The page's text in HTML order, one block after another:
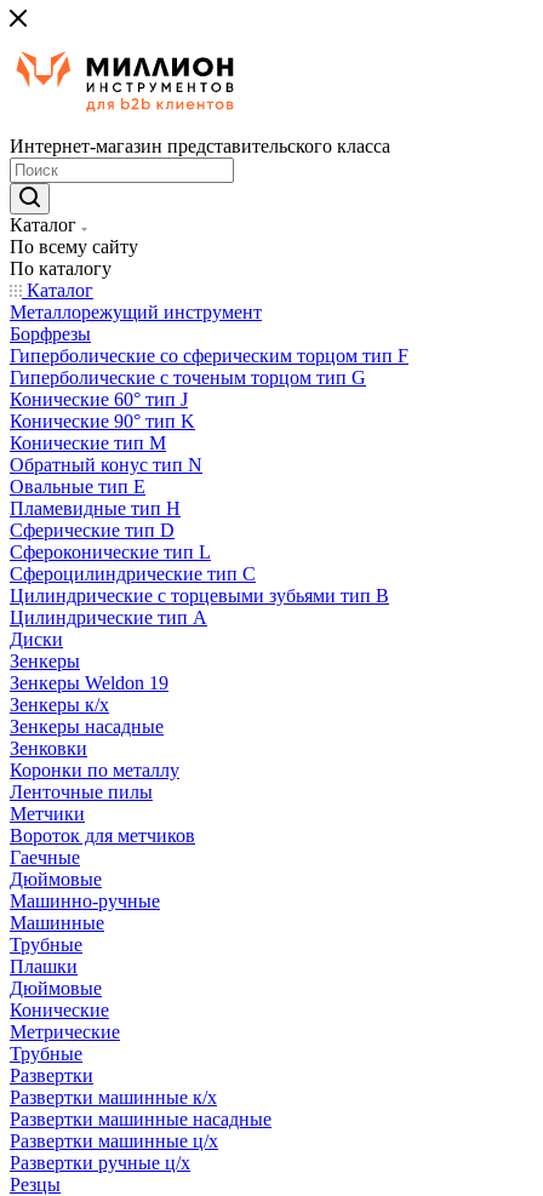
Интернет-магазин представительского класса
Каталог
По всему сайту
По каталогу
Каталог
Металлорежущий инструмент
Борфрезы
Гиперболические cо сферическим торцом тип F
Гиперболические с точеным торцом тип G
Конические 60° тип J
Конические 90° тип K
Конические тип M
Обратный конус тип N
Овальные тип E
Пламевидные тип H
Сферические тип D
Сфероконические тип L
Сфероцилиндрические тип C
Цилиндрические с торцевыми зубьями тип B
Цилиндрические тип А
Диски
Зенкеры
Зенкеры Weldon 19
Зенкеры к/х
Зенкеры насадные
Зенковки
Коронки по металлу
Ленточные пилы
Метчики
Вороток для метчиков
Гаечные
Дюймовые
Машинно-ручные
Машинные
Трубные
Плашки
Дюймовые
Конические
Метрические
Трубные
Развертки
Развертки машинные к/х
Развертки машинные насадные
Развертки машинные ц/х
Развертки ручные ц/х
Резцы